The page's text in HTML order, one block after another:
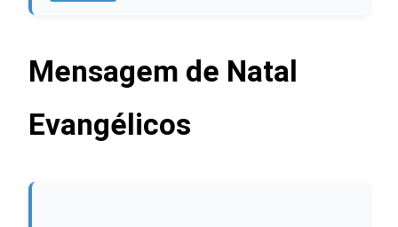
Mensagem de Natal
Evangélicos